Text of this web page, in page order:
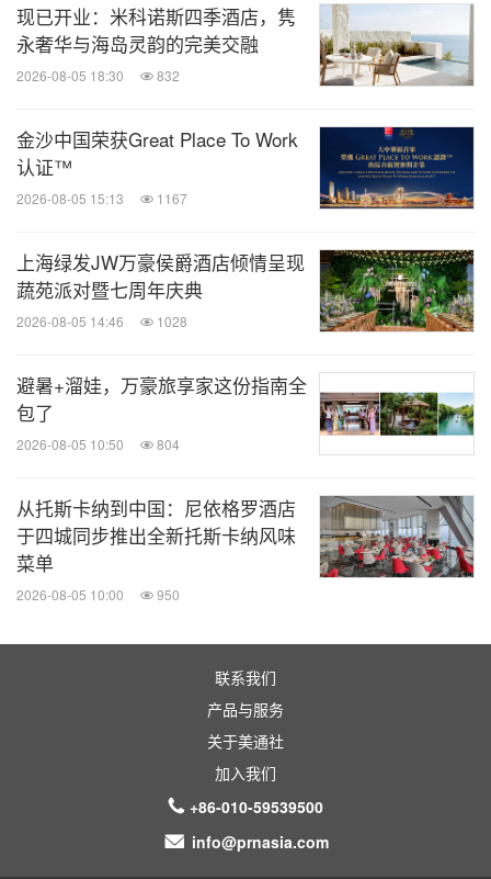
现已开业：米科诺斯四季酒店，隽
永奢华与海岛灵韵的完美交融
2026-08-05 18:30 832
金沙中国荣获Great Place To Work
认证™
2026-08-05 15:13 1167
上海绿发JW万豪侯爵酒店倾情呈现
蔬苑派对暨七周年庆典
2026-08-05 14:46 1028
避暑+溜娃，万豪旅享家这份指南全
包了
2026-08-05 10:50 804
从托斯卡纳到中国：尼依格罗酒店
于四城同步推出全新托斯卡纳风味
菜单
2026-08-05 10:00 950
联系我们
产品与服务
关于美通社
加入我们
+86-010-59539500
info@prnasia.com